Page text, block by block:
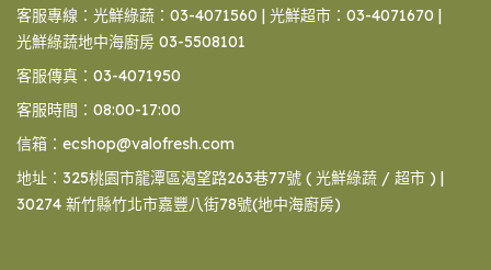
客服專線：光鮮綠蔬：03-4071560 | 光鮮超市：03-4071670 |
光鮮綠蔬地中海廚房 03-5508101
客服傳真：03-4071950
客服時間：08:00-17:00
信箱：ecshop@valofresh.com
地址：325桃園市龍潭區渴望路263巷77號 ( 光鮮綠蔬 / 超市 ) |
30274 新竹縣竹北市嘉豐八街78號(地中海廚房)